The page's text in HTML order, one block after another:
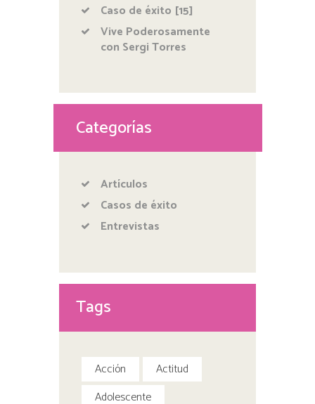
Caso de éxito [15]
Vive Poderosamente
con Sergi Torres
Categorías
Artículos
Casos de éxito
Entrevistas
Tags
Acción
Actitud
Adolescente